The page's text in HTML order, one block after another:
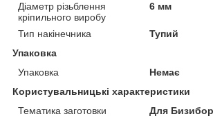
Діаметр різьблення
кріпильного виробу
6 мм
Тип накінечника
Тупий
Упаковка
Упаковка
Немає
Користувальницькі характеристики
Тематика заготовки
Для